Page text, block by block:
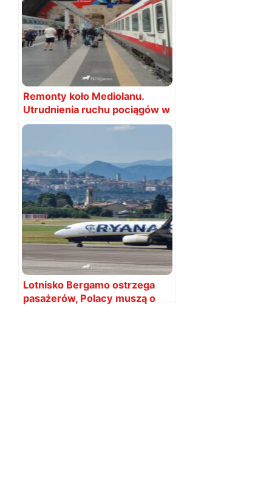
Remonty koło Mediolanu.
Utrudnienia ruchu pociągów w
czerwcu
Lotnisko Bergamo ostrzega
pasażerów, Polacy muszą o